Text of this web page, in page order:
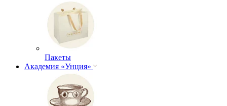
Пакеты
Академия «Унция»